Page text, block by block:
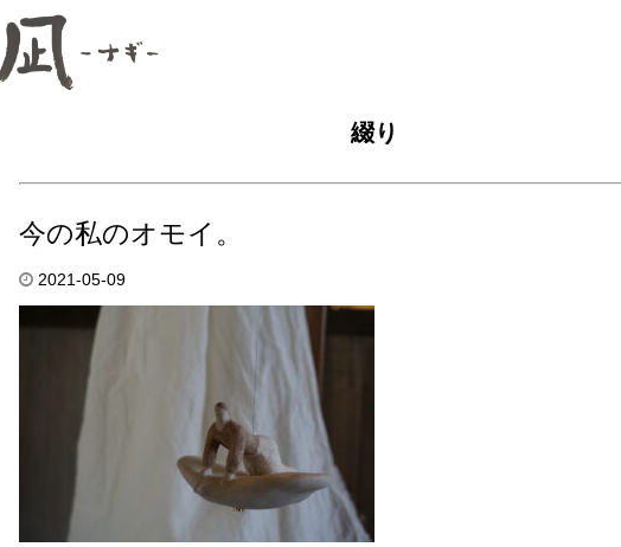
綴り
今の私のオモイ。
2021-05-09